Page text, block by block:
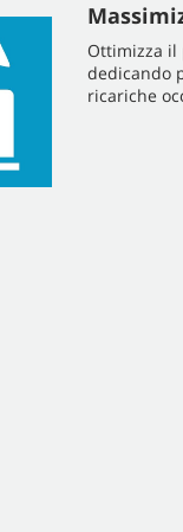
Ottimizza
dedicando
ricariche